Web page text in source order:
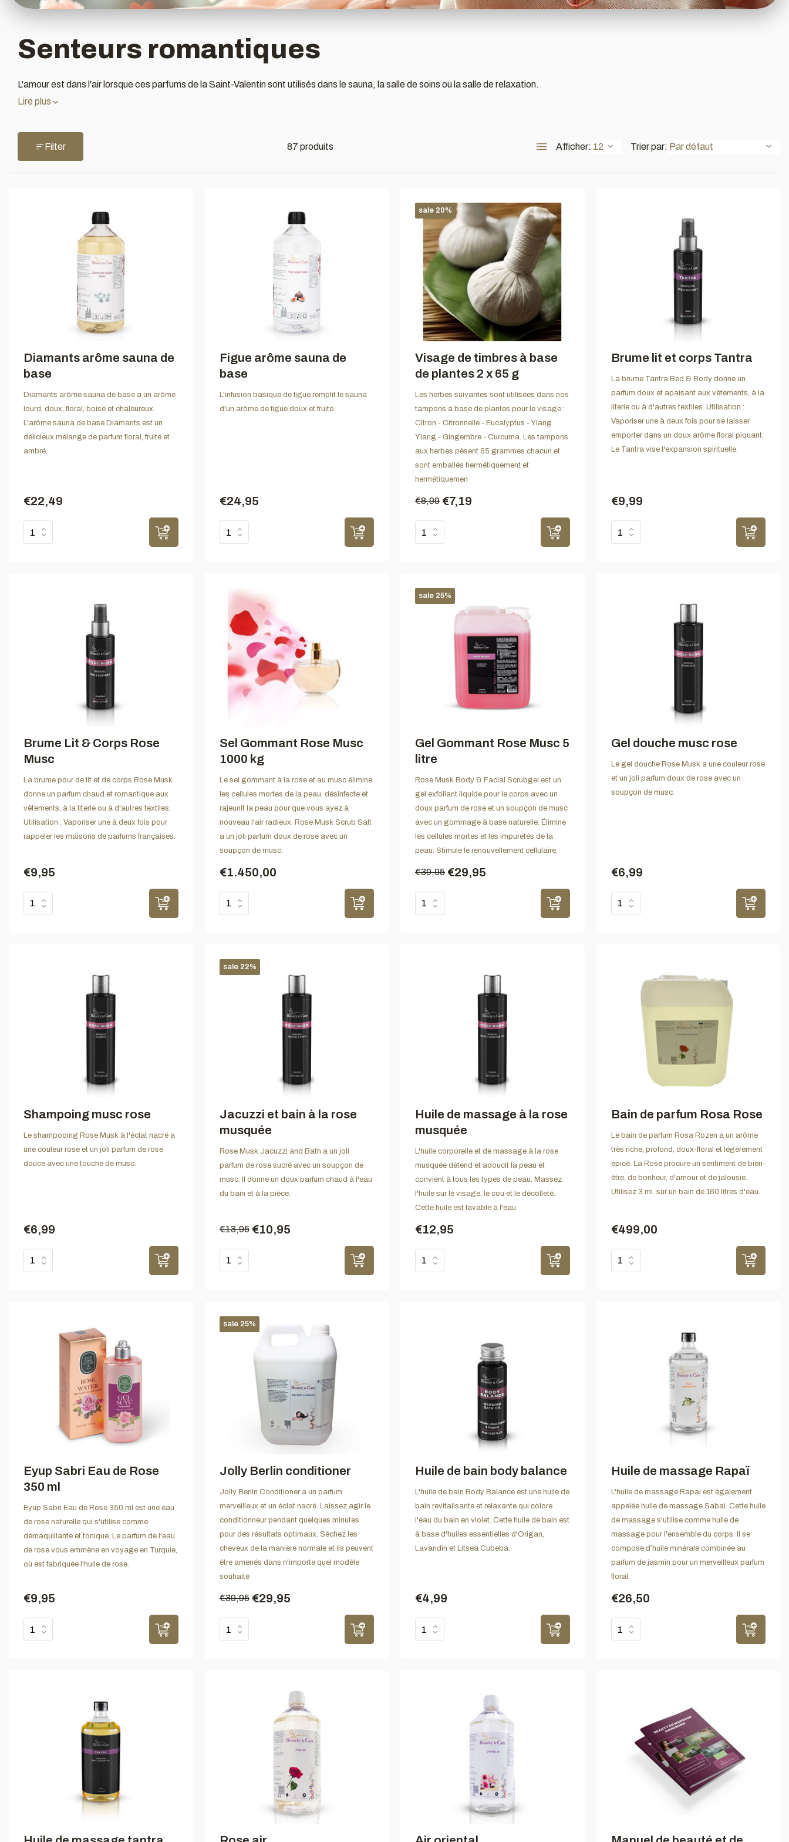
Senteurs romantiques
L'amour est dans l'air lorsque ces parfums de la Saint-Valentin sont utilisés dans le sauna, la salle de soins ou la salle de relaxation.
Lire plus
Filter 87 produits Afficher: Trier par:
Diamants arôme sauna de
base
Diamants arôme sauna de base a un arôme
lourd, doux, floral, boisé et chaleureux.
L'arôme sauna de base Diamants est un
délicieux mélange de parfum floral, fruité et
ambré.
€22,49
Figue arôme sauna de
base
L'infusion basique de figue remplit le sauna
d'un arôme de figue doux et fruité.
€24,95
sale 20%
Visage de timbres à base
de plantes 2 x 65 g
Les herbes suivantes sont utilisées dans nos
tampons à base de plantes pour le visage :
Citron - Citronnelle - Eucalyptus - Ylang
Ylang - Gingembre - Curcuma. Les tampons
aux herbes pèsent 65 grammes chacun et
sont emballés hermétiquement et
hermétiquemen
€8,99 €7,19
Brume lit et corps Tantra
La brume Tantra Bed & Body donne un
parfum doux et apaisant aux vêtements, à la
literie ou à d'autres textiles. Utilisation :
Vaporiser une à deux fois pour se laisser
emporter dans un doux arôme floral piquant.
Le Tantra vise l'expansion spirituelle.
€9,99
Brume Lit & Corps Rose
Musc
La brume pour de lit et de corps Rose Musk
donne un parfum chaud et romantique aux
vêtements, à la literie ou à d'autres textiles.
Utilisation : Vaporiser une à deux fois pour
rappeler les maisons de parfums françaises.
€9,95
Sel Gommant Rose Musc
1000 kg
Le sel gommant à la rose et au musc élimine
les cellules mortes de la peau, désinfecte et
rajeunit la peau pour que vous ayez à
nouveau l'air radieux. Rose Musk Scrub Salt
a un joli parfum doux de rose avec un
soupçon de musc.
€1.450,00
sale 25%
Gel Gommant Rose Musc 5
litre
Rose Musk Body & Facial Scrubgel est un
gel exfoliant liquide pour le corps avec un
doux parfum de rose et un soupçon de musc
avec un gommage à base naturelle. Élimine
les cellules mortes et les impuretés de la
peau. Stimule le renouvellement cellulaire.
€39,95 €29,95
Gel douche musc rose
Le gel douche Rose Musk a une couleur rose
et un joli parfum doux de rose avec un
soupçon de musc.
€6,99
Shampoing musc rose
Le shampooing Rose Musk à l'éclat nacré a
une couleur rose et un joli parfum de rose
douce avec une touche de musc.
€6,99
sale 22%
Jacuzzi et bain à la rose
musquée
Rose Musk Jacuzzi and Bath a un joli
parfum de rose sucré avec un soupçon de
musc. Il donne un doux parfum chaud à l'eau
du bain et à la pièce.
€13,95 €10,95
Huile de massage à la rose
musquée
L'huile corporelle et de massage à la rose
musquée détend et adoucit la peau et
convient à tous les types de peau. Massez
l'huile sur le visage, le cou et le décolleté.
Cette huile est lavable à l'eau.
€12,95
Bain de parfum Rosa Rose
Le bain de parfum Rosa Rozen a un arôme
très riche, profond, doux-floral et légèrement
épicé. La Rose procure un sentiment de bien-
être, de bonheur, d'amour et de jalousie.
Utilisez 3 ml. sur un bain de 160 litres d'eau.
€499,00
Eyup Sabri Eau de Rose
350 ml
Eyup Sabri Eau de Rose 350 ml est une eau
de rose naturelle qui s'utilise comme
démaquillante et tonique. Le parfum de l'eau
de rose vous emmène en voyage en Turquie,
où est fabriquée l'huile de rose.
€9,95
sale 25%
Jolly Berlin conditioner
Jolly Berlin Conditioner a un parfum
merveilleux et un éclat nacré. Laissez agir le
conditionneur pendant quelques minutes
pour des résultats optimaux. Séchez les
cheveux de la manière normale et ils peuvent
être amenés dans n'importe quel modèle
souhaité
€39,95 €29,95
Huile de bain body balance
L'huile de bain Body Balance est une huile de
bain revitalisante et relaxante qui colore
l'eau du bain en violet. Cette huile de bain est
à base d'huiles essentielles d'Origan,
Lavandin et Litsea Cubeba.
€4,99
Huile de massage Rapaï
L'huile de massage Rapai est également
appelée huile de massage Sabai. Cette huile
de massage s'utilise comme huile de
massage pour l'ensemble du corps. Il se
compose d’huile minérale combinée au
parfum de jasmin pour un merveilleux parfum
floral.
€26,50